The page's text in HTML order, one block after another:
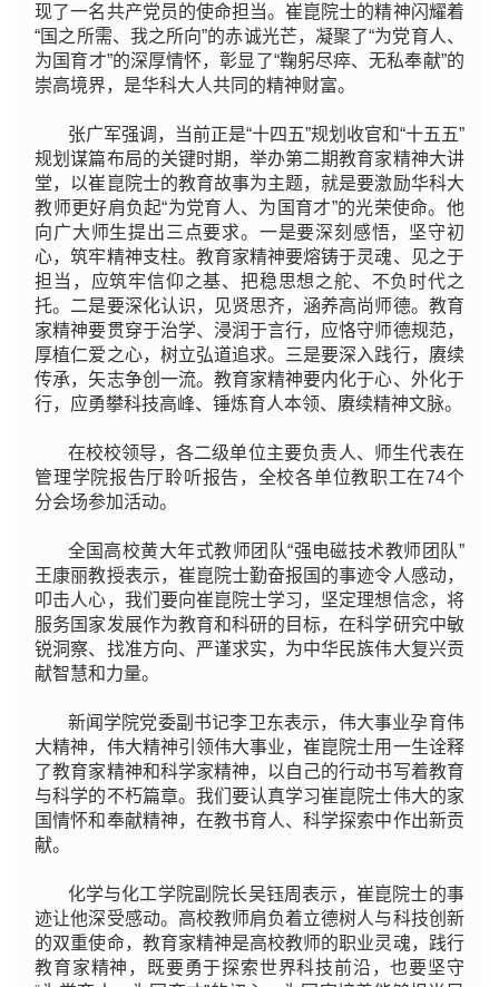
现了一名共产党员的使命担当。崔崑院士的精神闪耀着
“国之所需、我之所向”的赤诚光芒，凝聚了“为党育人、
为国育才”的深厚情怀，彰显了“鞠躬尽瘁、无私奉献”的
崇高境界，是华科大人共同的精神财富。
张广军强调，当前正是“十四五”规划收官和“十五五”
规划谋篇布局的关键时期，举办第二期教育家精神大讲
堂，以崔崑院士的教育故事为主题，就是要激励华科大
教师更好肩负起“为党育人、为国育才”的光荣使命。他
向广大师生提出三点要求。一是要深刻感悟，坚守初
心，筑牢精神支柱。教育家精神要熔铸于灵魂、见之于
担当，应筑牢信仰之基、把稳思想之舵、不负时代之
托。二是要深化认识，见贤思齐，涵养高尚师德。教育
家精神要贯穿于治学、浸润于言行，应恪守师德规范，
厚植仁爱之心，树立弘道追求。三是要深入践行，赓续
传承，矢志争创一流。教育家精神要内化于心、外化于
行，应勇攀科技高峰、锤炼育人本领、赓续精神文脉。
在校校领导，各二级单位主要负责人、师生代表在
管理学院报告厅聆听报告，全校各单位教职工在74个
分会场参加活动。
全国高校黄大年式教师团队“强电磁技术教师团队”
王康丽教授表示，崔崑院士勤奋报国的事迹令人感动，
叩击人心，我们要向崔崑院士学习，坚定理想信念，将
服务国家发展作为教育和科研的目标，在科学研究中敏
锐洞察、找准方向、严谨求实，为中华民族伟大复兴贡
献智慧和力量。
新闻学院党委副书记李卫东表示，伟大事业孕育伟
大精神，伟大精神引领伟大事业，崔崑院士用一生诠释
了教育家精神和科学家精神，以自己的行动书写着教育
与科学的不朽篇章。我们要认真学习崔崑院士伟大的家
国情怀和奉献精神，在教书育人、科学探索中作出新贡
献。
化学与化工学院副院长吴钰周表示，崔崑院士的事
迹让他深受感动。高校教师肩负着立德树人与科技创新
的双重使命，教育家精神是高校教师的职业灵魂，践行
教育家精神，既要勇于探索世界科技前沿，也要坚守